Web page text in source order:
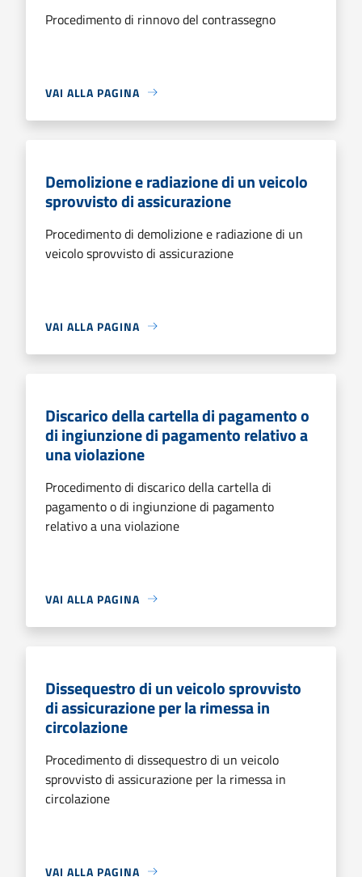
Procedimento di rinnovo del contrassegno
VAI ALLA PAGINA
Demolizione e radiazione di un veicolo
sprovvisto di assicurazione
Procedimento di demolizione e radiazione di un
veicolo sprovvisto di assicurazione
VAI ALLA PAGINA
Discarico della cartella di pagamento o
di ingiunzione di pagamento relativo a
una violazione
Procedimento di discarico della cartella di
pagamento o di ingiunzione di pagamento
relativo a una violazione
VAI ALLA PAGINA
Dissequestro di un veicolo sprovvisto
di assicurazione per la rimessa in
circolazione
Procedimento di dissequestro di un veicolo
sprovvisto di assicurazione per la rimessa in
circolazione
VAI ALLA PAGINA